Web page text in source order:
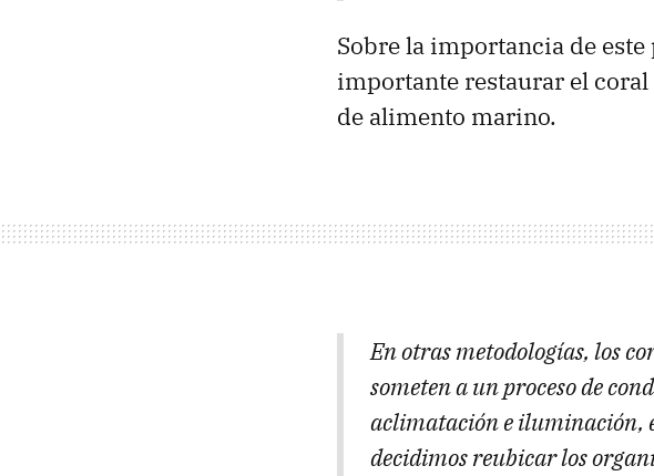
Sobre la importancia de este
importante restaurar el
de alimento marino.
En otras metodologías, los
someten a un proceso de
aclimatación e iluminación,
decidimos reubicar los